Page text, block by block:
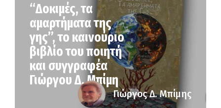
“Δοκιμές, τα
αμαρτήματα της
γης”, το καινούριο
βιβλίο του ποιητή
και συγγραφέα
Γιώργου Δ. Μπίμη
Γιώργος Δ. Μπίμης